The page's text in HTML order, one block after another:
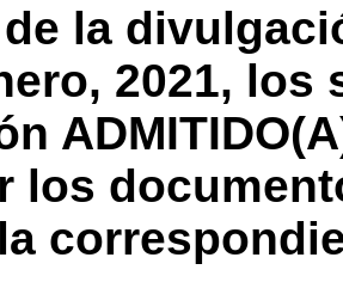
la
2021,
los